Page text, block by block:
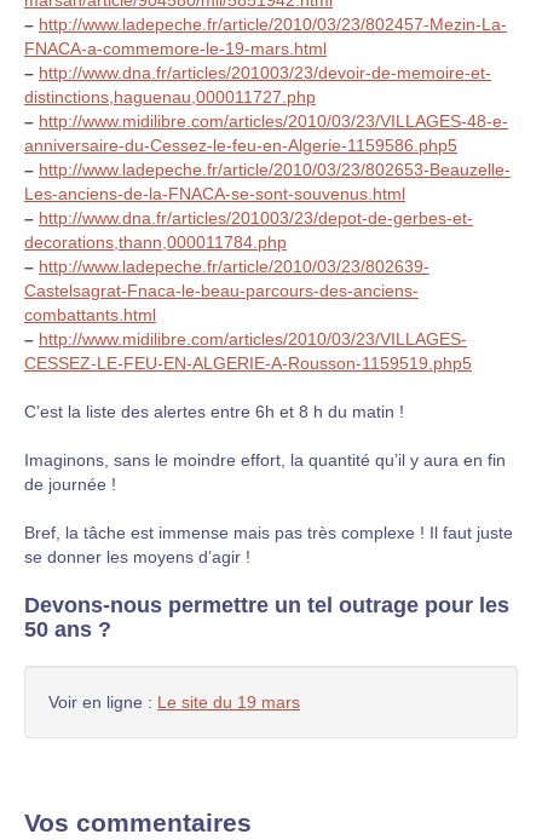
– http://www.ladepeche.fr/article/2010/03/23/802457-Mezin-La-
FNACA-a-commemore-le-19-mars.html
– http://www.dna.fr/articles/201003/23/devoir-de-memoire-et-
distinctions,haguenau,000011727.php
– http://www.midilibre.com/articles/2010/03/23/VILLAGES-48-e-
anniversaire-du-Cessez-le-feu-en-Algerie-1159586.php5
– http://www.ladepeche.fr/article/2010/03/23/802653-Beauzelle-
Les-anciens-de-la-FNACA-se-sont-souvenus.html
– http://www.dna.fr/articles/201003/23/depot-de-gerbes-et-
decorations,thann,000011784.php
– http://www.ladepeche.fr/article/2010/03/23/802639-
Castelsagrat-Fnaca-le-beau-parcours-des-anciens-
combattants.html
– http://www.midilibre.com/articles/2010/03/23/VILLAGES-
CESSEZ-LE-FEU-EN-ALGERIE-A-Rousson-1159519.php5
C’est la liste des alertes entre 6h et 8 h du matin !
Imaginons, sans le moindre effort, la quantité qu’il y aura en fin
de journée !
Bref, la tâche est immense mais pas très complexe ! Il faut juste
se donner les moyens d’agir !
Devons-nous permettre un tel outrage pour les
50 ans ?
Voir en ligne : Le site du 19 mars
Vos commentaires